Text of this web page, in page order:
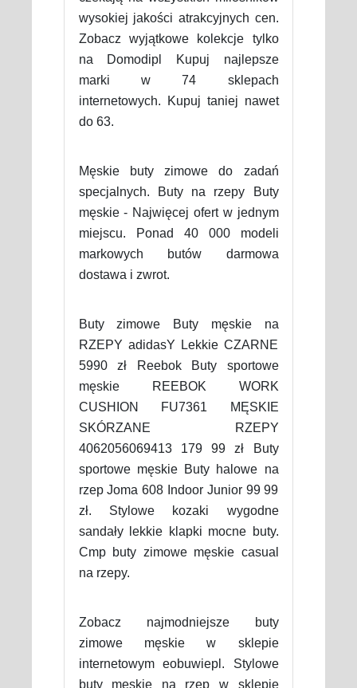
wysokiej jakości atrakcyjnych cen.
Zobacz wyjątkowe kolekcje tylko
na Domodipl Kupuj najlepsze
marki w 74 sklepach
internetowych. Kupuj taniej nawet
do 63.
Męskie buty zimowe do zadań
specjalnych. Buty na rzepy Buty
męskie - Najwięcej ofert w jednym
miejscu. Ponad 40 000 modeli
markowych butów darmowa
dostawa i zwrot.
Buty zimowe Buty męskie na
RZEPY adidasY Lekkie CZARNE
5990 zł Reebok Buty sportowe
męskie REEBOK WORK
CUSHION FU7361 MĘSKIE
SKÓRZANE RZEPY
4062056069413 179 99 zł Buty
sportowe męskie Buty halowe na
rzep Joma 608 Indoor Junior 99 99
zł. Stylowe kozaki wygodne
sandały lekkie klapki mocne buty.
Cmp buty zimowe męskie casual
na rzepy.
Zobacz najmodniejsze buty
zimowe męskie w sklepie
internetowym eobuwiepl. Stylowe
buty męskie na rzep w sklepie